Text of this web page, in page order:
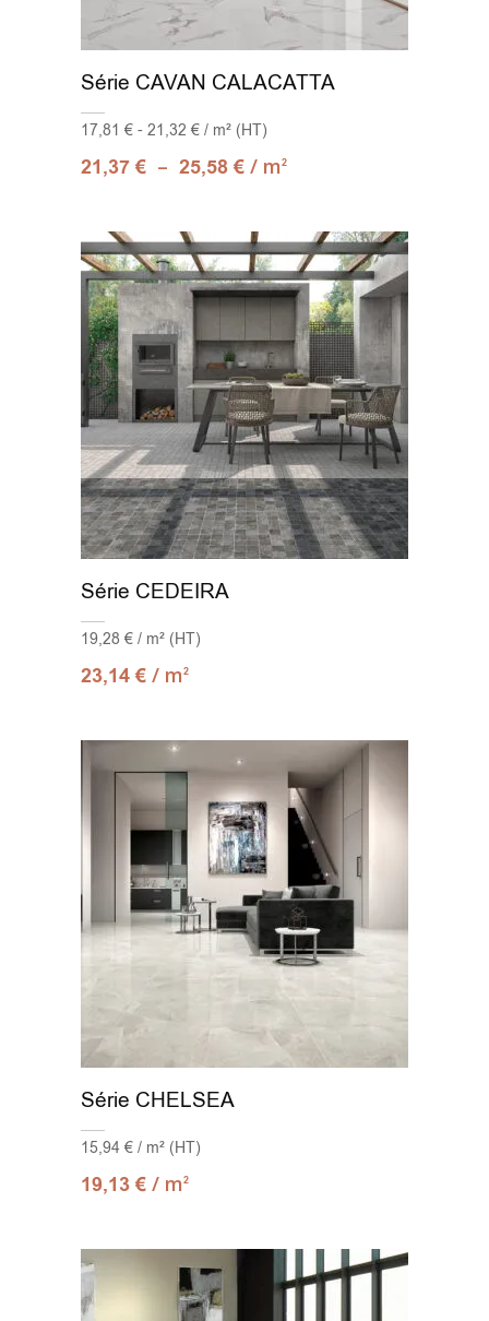
Série CAVAN CALACATTA
17,81 € - 21,32 € / m² (HT)
21,37€ – 25,58€ / m2
Série CEDEIRA
19,28 € / m² (HT)
23,14€ / m2
Série CHELSEA
15,94 € / m² (HT)
19,13€ / m2